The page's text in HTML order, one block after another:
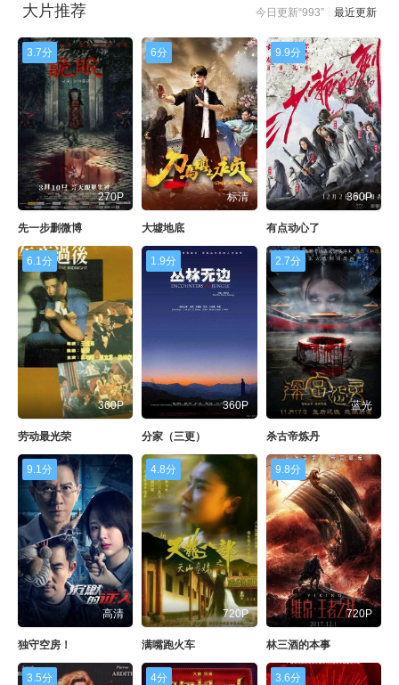
今日更新“993” 最近更新
大片推荐
3.7分
270P
先一步删微博
6分
标清
大墟地底
9.9分
360P
有点动心了
6.1分
360P
劳动最光荣
1.9分
360P
分家（三更）
2.7分
蓝光
杀古帝炼丹
9.1分
高清
独守空房！
4.8分
720P
满嘴跑火车
9.8分
720P
林三酒的本事
3.5分 4分 3.6分